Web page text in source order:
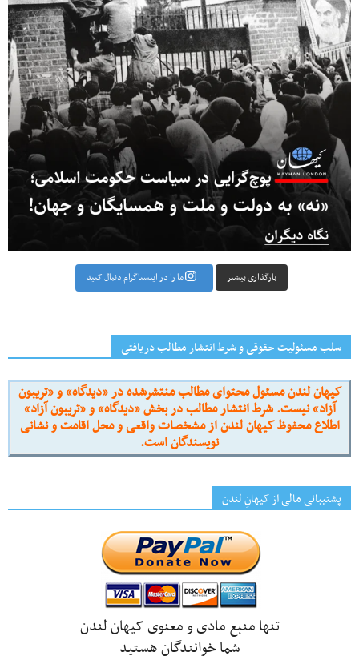
بارگذاری بیشتر ما را در اینستاگرام دنبال کنید
سلب مسئولیت حقوقی و شرط انتشار مطالب دریافتی
کیهان لندن مسئول محتوای مطالب منتشرشده در «دیدگاه» و «تریبون
آزاد» نیست. شرط انتشار مطالب در بخش «دیدگاه» و «تریبون آزاد»
اطلاع محفوظ کیهان لندن از مشخصات واقعی و محل اقامت و نشانی
نویسندگان است.
پشتیبانی مالی از کیهانِ لندن
تنها منبع مادی و معنوی کیهان لندن
شما خوانندگان هستید